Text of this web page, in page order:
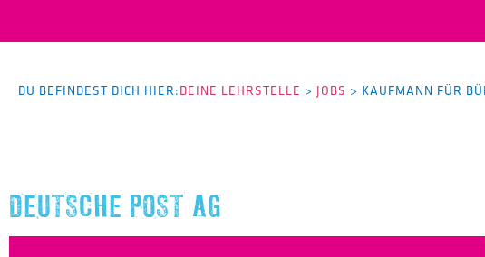
DU BEFINDEST DICH HIER:DEINE LEHRSTELLE > JOBS > KAUFMANN FÜR
DEUTSCHE POST AG